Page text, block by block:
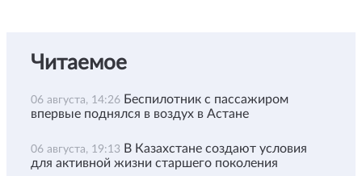
Читаемое
06 августа, 14:26 Беспилотник с пассажиром
впервые поднялся в воздух в Астане
06 августа, 19:13 В Казахстане создают условия
для активной жизни старшего поколения